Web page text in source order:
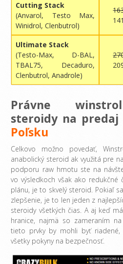
Cutting Stack
(Anvarol, Testo Max,
Winidrol, Clenbutrol)
Ultimate Stack
(Testo-Max, D-BAL,
TBAL75, Decaduro,
Clenbutrol, Anadrole)
Právne
steroidy na predaj
Poľsku
Celkovo možno povedať,
anabolický steroid ak využitá pre
podporu raw hmotu ste na
vo výsledkoch však ako
plánu, je to skvelý steroid. Pokiaľ
zlepšenie, je to len jeden z
steroidy všetkých čias. A aj keď
hranice, najmä so zameraním
tieto prvky by mohli byť riadené,
všetky pokyny na bezpečnosť.